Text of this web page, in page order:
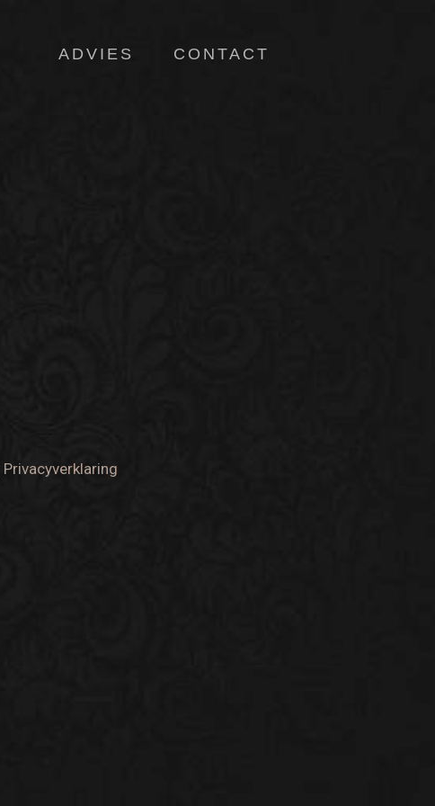
ADVIES CONTACT
Privacyverklaring